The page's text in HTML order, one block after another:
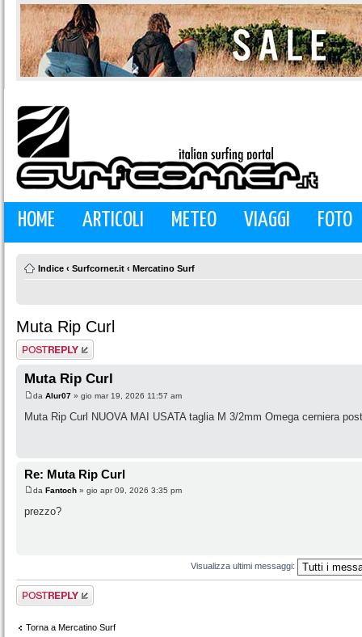
HOME ARTICOLI METEO VIAGGI FOTO
Indice ‹ Surfcorner.it ‹ Mercatino Surf
Muta Rip Curl
Rispondi al
messaggio
Muta Rip Curl
da Alur07 » gio mar 19, 2026 11:57 am
Muta Rip Curl NUOVA MAI USATA taglia M 3/2mm Omega cerniera
Re: Muta Rip Curl
da Fantoch » gio apr 09, 2026 3:35 pm
prezzo?
Visualizza ultimi messaggi:
Rispondi al
messaggio
Torna a Mercatino Surf